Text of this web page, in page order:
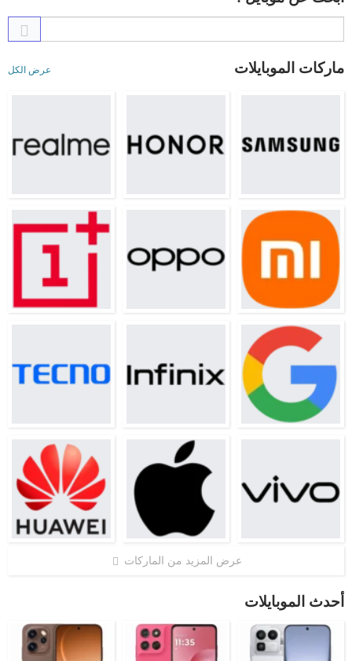
ماركات الموبايلات عرض الكل
عرض المزيد من الماركات
أحدث الموبايلات